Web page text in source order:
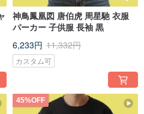
神鳥鳳凰図 唐伯虎 周星馳 衣服
パーカー 子供服 長袖 黒
6,233円 11,332円
カスタム可
45%OFF